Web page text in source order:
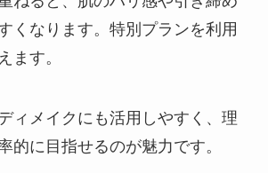
くなります。特別プランを利用
ます。
ィメイクにも活用しやすく、理
的に目指せるのが魅力です。